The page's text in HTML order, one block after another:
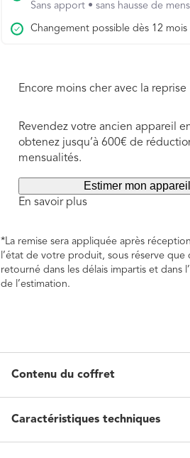
Sans apport • sans hausse de
Changement possible dès 12 mois
Encore moins cher avec la
Revendez votre ancien appareil
obtenez jusqu’à 600€ de
mensualités.
Estimer mon appareil
En savoir plus
*La remise sera appliquée après
l’état de votre produit, sous réserve que
retourné dans les délais impartis et dans
de l’estimation.
Contenu du coffret
Caractéristiques techniques